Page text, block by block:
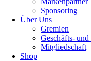
Sponsoring
Über Uns
Gremien
Geschäfts-
Mitgliedschaft
Shop